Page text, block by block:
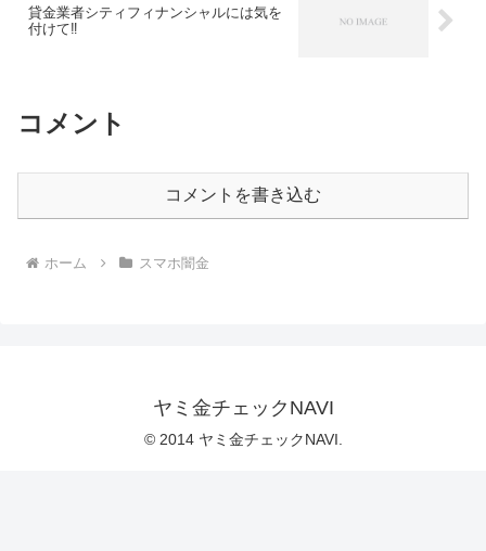
貸金業者シティフィナンシャルには気を
付けて‼︎
コメント
コメントを書き込む
ホーム スマホ闇金
ヤミ金チェックNAVI
© 2014 ヤミ金チェックNAVI.